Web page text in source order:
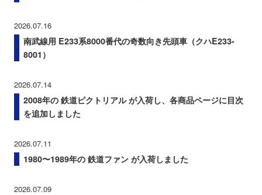
2026.07.16
南武線用 E233系8000番代の奇数向き先頭車（クハE233-
8001）
2026.07.14
2008年の 鉄道ピクトリアル が入荷し、各商品ページに目次
を追加しました
2026.07.11
1980〜1989年の 鉄道ファン が入荷しました
2026.07.09